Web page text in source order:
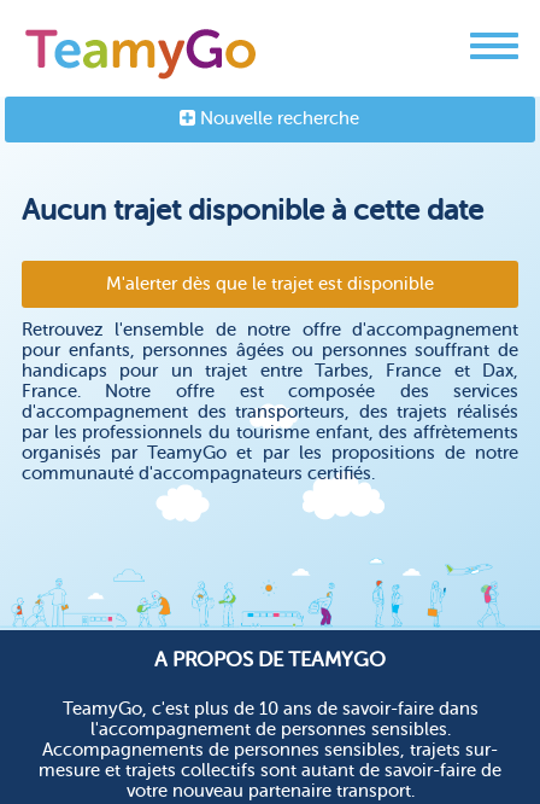
Nouvelle recherche
Aucun trajet disponible à cette date
M'alerter dès que le trajet est disponible
Retrouvez l'ensemble de notre offre d'accompagnement
pour enfants, personnes âgées ou personnes souffrant de
handicaps pour un trajet entre Tarbes, France et Dax,
France. Notre offre est composée des services
d'accompagnement des transporteurs, des trajets réalisés
par les professionnels du tourisme enfant, des affrètements
organisés par TeamyGo et par les propositions de notre
communauté d'accompagnateurs certifiés.
A PROPOS DE TEAMYGO
TeamyGo, c'est plus de 10 ans de savoir-faire dans
l'accompagnement de personnes sensibles.
Accompagnements de personnes sensibles, trajets sur-
mesure et trajets collectifs sont autant de savoir-faire de
votre nouveau partenaire transport.